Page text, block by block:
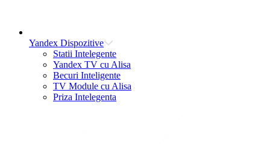
Yandex Dispozitive
Statii Intelegente
Yandex TV cu Alisa
Becuri Inteligente
TV Module cu Alisa
Priza Intelegenta